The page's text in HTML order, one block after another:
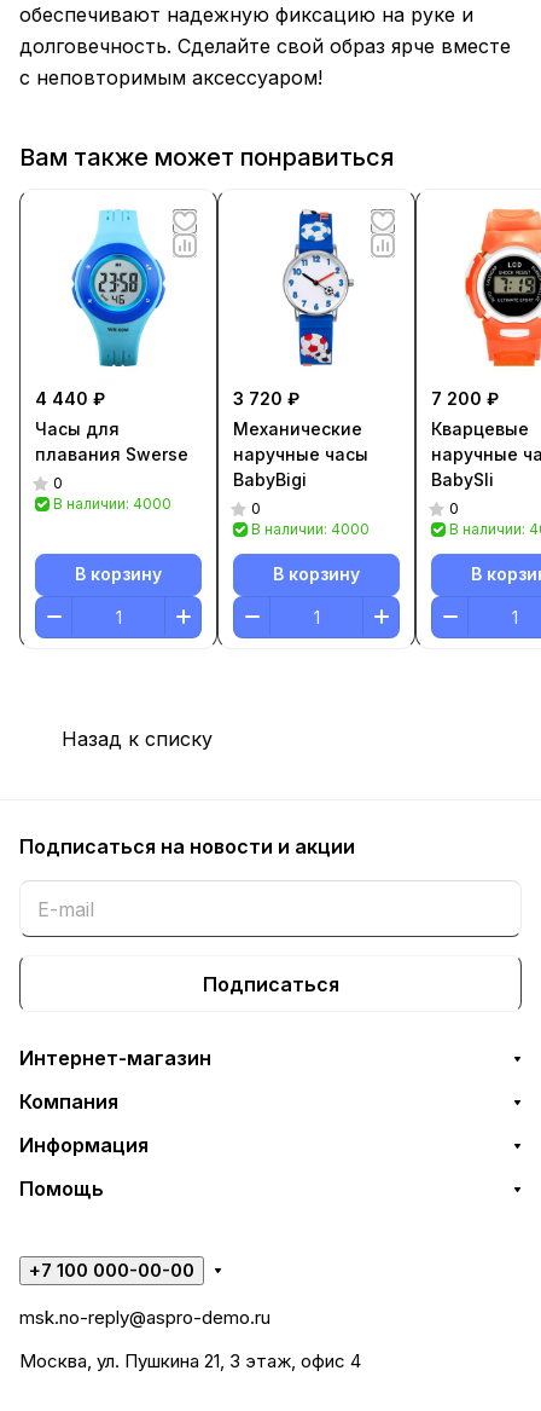
обеспечивают надежную фиксацию на руке и
долговечность. Сделайте свой образ ярче вместе
с неповторимым аксессуаром!
Вам также может понравиться
4 440 ₽
Часы для
плавания Swerse
0
В наличии: 4000
В корзину
3 720 ₽
Механические
наручные часы
BabyBigi
0
В наличии: 4000
В корзину
7 200 ₽
Кварцевые
наручные
BabySli
0
В наличии:
В
Назад к списку
Подписаться на новости и акции
Подписаться
Интернет-магазин
Компания
Информация
Помощь
+7 100 000-00-00
msk.no-reply@aspro-demo.ru
Москва, ул. Пушкина 21, 3 этаж, офис 4